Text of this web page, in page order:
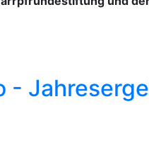
-